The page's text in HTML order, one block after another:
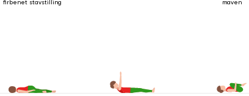
firbenet stavstilling
maven